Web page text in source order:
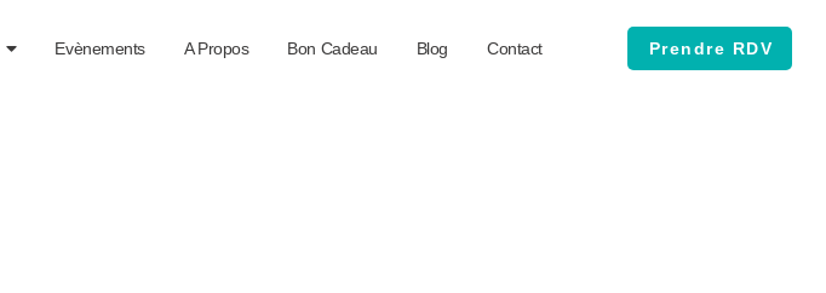
Evènements A Propos Bon Cadeau Blog Contact Prendre RDV